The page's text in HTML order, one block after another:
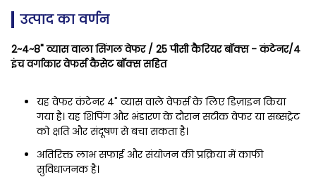
उत्पाद का वर्णन
2~4~8" व्यास वाला सिंगल वेफर / 25 पीसी कैरियर बॉक्स - कंटेनर/4
इंच वर्गाकार वेफर्स कैसेट बॉक्स सहित
यह वेफर कंटेनर 4" व्यास वाले वेफर्स के लिए डिज़ाइन किया
गया है। यह शिपिंग और भंडारण के दौरान सटीक वेफर या सब्सट्रेट
को क्षति और संदूषण से बचा सकता है।
अतिरिक्त लाभ सफाई और संयोजन की प्रक्रिया में काफी
सुविधाजनक है।